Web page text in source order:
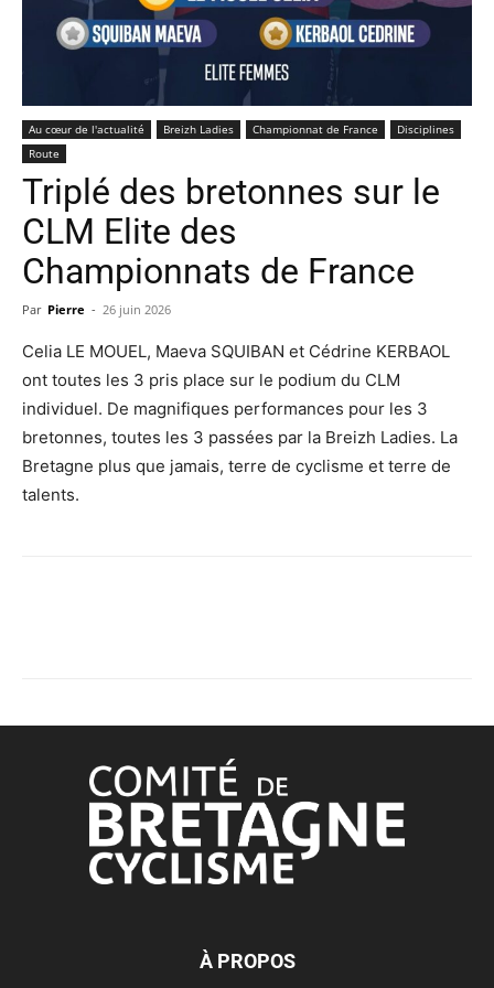
Au cœur de l'actualité Breizh Ladies Championnat de France
Disciplines
Route
Triplé des bretonnes sur le
CLM Elite des
Championnats de France
Par Pierre - 26 juin 2026
Celia LE MOUEL, Maeva SQUIBAN et Cédrine KERBAOL
ont toutes les 3 pris place sur le podium du CLM
individuel. De magnifiques performances pour les 3
bretonnes, toutes les 3 passées par la Breizh Ladies. La
Bretagne plus que jamais, terre de cyclisme et terre de
talents.
À PROPOS